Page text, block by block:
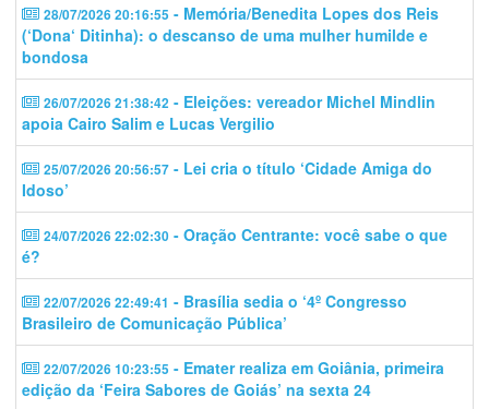
28/07/2026 20:16:55 - Memória/Benedita Lopes dos Reis
(‘Dona‘ Ditinha): o descanso de uma mulher humilde e
bondosa
26/07/2026 21:38:42 - Eleições: vereador Michel Mindlin
apoia Cairo Salim e Lucas Vergilio
25/07/2026 20:56:57 - Lei cria o título ‘Cidade Amiga do
Idoso’
24/07/2026 22:02:30 - Oração Centrante: você sabe o que
é?
22/07/2026 22:49:41 - Brasília sedia o ‘4º Congresso
Brasileiro de Comunicação Pública’
22/07/2026 10:23:55 - Emater realiza em Goiânia, primeira
edição da ‘Feira Sabores de Goiás’ na sexta 24